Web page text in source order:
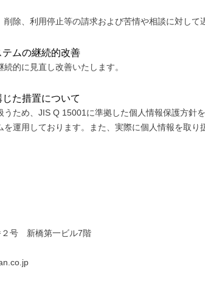
除、利用停止等の請求および苦情や相談に対して
ムの継続的改善
的に見直し改善いたします。
た措置について
ため、JIS Q 15001に準拠した個人情報保護方針
を運用しております。また、実際に個人情報を取
２号 新橋第一ビル7階